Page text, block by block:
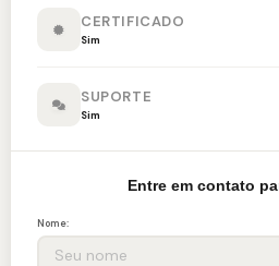
CERTIFICADO
Sim
SUPORTE
Sim
Entre em contato
Nome: